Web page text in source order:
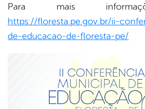
Para mais
https://floresta.pe.gov.br/ii-
de-educacao-de-floresta-pe/